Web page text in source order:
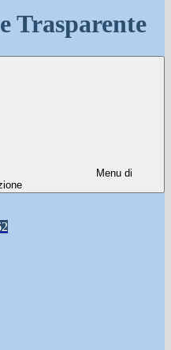
Trasparente
Menu di